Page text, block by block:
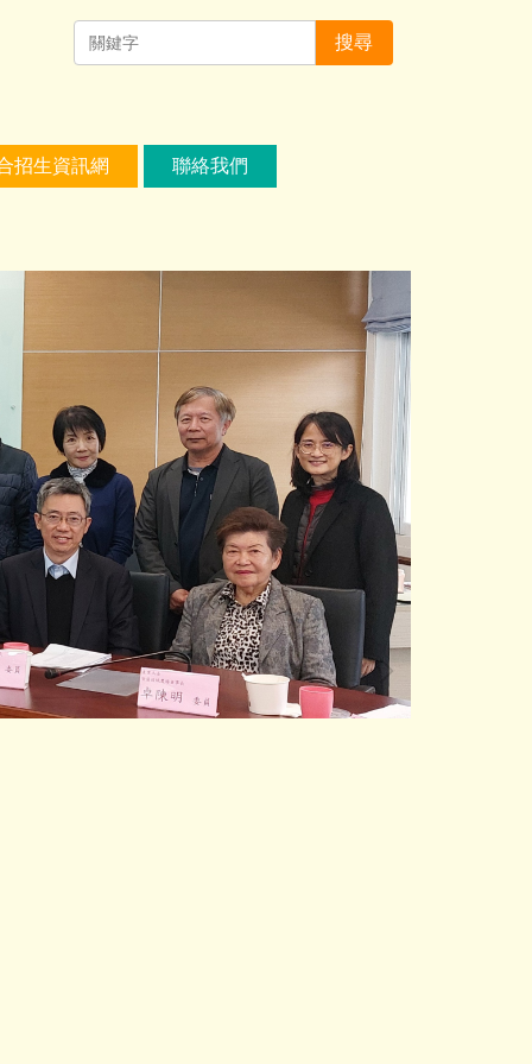
搜尋
招生資訊網 聯絡我們